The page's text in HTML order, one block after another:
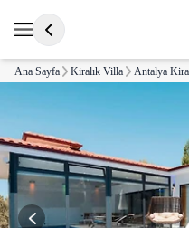
Ana Sayfa Kiralık Villa Antalya